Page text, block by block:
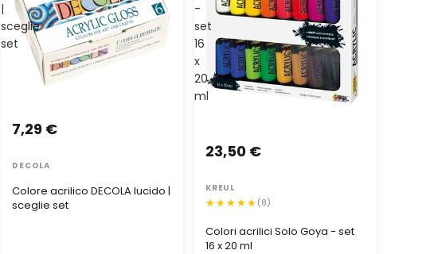
|
sceglie
set
Colore acrilico DECOLA lucido |
sceglie set
7,29 €
DECOLA
-
set
16
x
20
ml
Colori acrilici Solo Goya - set
16 x 20 ml
23,50 €
KREUL
(8)